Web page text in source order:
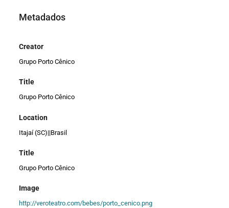
Metadados
Creator
Grupo Porto Cênico
Title
Grupo Porto Cênico
Location
Itajaí (SC)||Brasil
Title
Grupo Porto Cênico
Image
http://veroteatro.com/bebes/porto_cenico.png